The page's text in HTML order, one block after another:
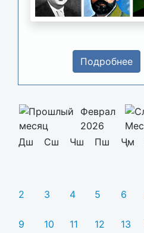
Подробнее
Феврал
2026
Дш
Сш Чш Пш Ҷм
2 3 4 5 6
9 10 11 12 13